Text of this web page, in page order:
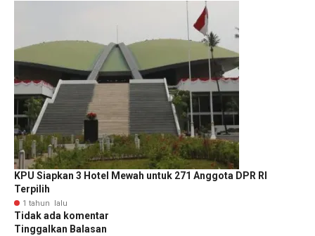
KPU Siapkan 3 Hotel Mewah untuk 271 Anggota DPR RI
Terpilih
1 tahun lalu
Tidak ada komentar
Tinggalkan Balasan